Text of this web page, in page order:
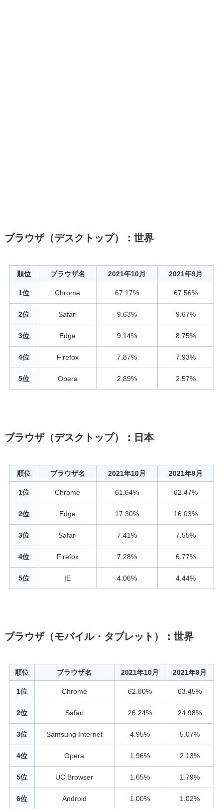
ブラウザ（デスクトップ）：世界
順位 ブラウザ名 2021年10月 2021年9月
1位 Chrome 67.17% 67.56%
2位 Safari 9.63% 9.67%
3位 Edge 9.14% 8.75%
4位 Firefox 7.87% 7.93%
5位 Opera 2.89% 2.57%
ブラウザ（デスクトップ）：日本
順位 ブラウザ名 2021年10月 2021年9月
1位 Chrome 61.64% 62.47%
2位 Edge 17.30% 16.03%
3位 Safari 7.41% 7.55%
4位 Firefox 7.28% 6.77%
5位 IE 4.06% 4.44%
ブラウザ（モバイル・タブレット）：世界
順位 ブラウザ名 2021年10月 2021年9月
1位 Chrome 62.80% 63.45%
2位 Safari 26.24% 24.98%
3位 Samsung Internet 4.95% 5.07%
4位 Opera 1.96% 2.13%
5位 UC Browser 1.65% 1.79%
6位 Android 1.00% 1.02%